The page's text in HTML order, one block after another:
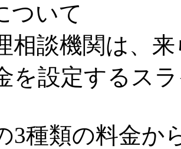
ついて
相談機関は、
を設定するス
3種類の料金